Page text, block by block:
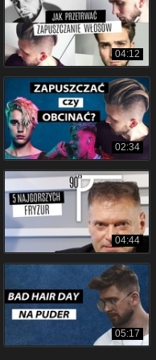
04:12
02:34
04:44
05:17